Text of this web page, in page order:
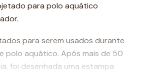
para polo aquático
para serem usados durante
polo aquático. Após mais de 50
foi desenhada uma estampa